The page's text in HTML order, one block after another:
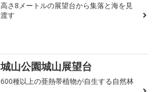
高さ8メートルの展望台から集落と海を見
渡す
城山公園城山展望台
600種以上の亜熱帯植物が自生する自然林